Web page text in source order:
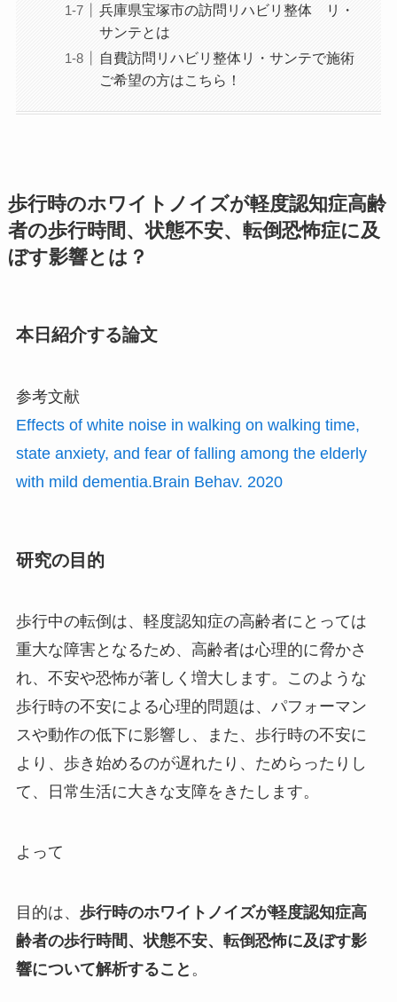
兵庫県宝塚市の訪問リハビリ整体 リ・
サンテとは
自費訪問リハビリ整体リ・サンテで施術
ご希望の方はこちら！
歩行時のホワイトノイズが軽度認知症高齢
者の歩行時間、状態不安、転倒恐怖症に及
ぼす影響とは？
本日紹介する論文
参考文献
Effects of white noise in walking on walking time,
state anxiety, and fear of falling among the elderly
with mild dementia.Brain Behav. 2020
研究の目的
歩行中の転倒は、軽度認知症の高齢者にとっては
重大な障害となるため、高齢者は心理的に脅かさ
れ、不安や恐怖が著しく増大します。このような
歩行時の不安による心理的問題は、パフォーマン
スや動作の低下に影響し、また、歩行時の不安に
より、歩き始めるのが遅れたり、ためらったりし
て、日常生活に大きな支障をきたします。
よって
目的は、 歩行時のホワイトノイズが軽度認知症高
齢者の歩行時間、状態不安、転倒恐怖に及ぼす影
響について解析すること 。